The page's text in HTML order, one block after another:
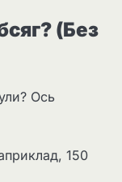
(Без
Ось
150